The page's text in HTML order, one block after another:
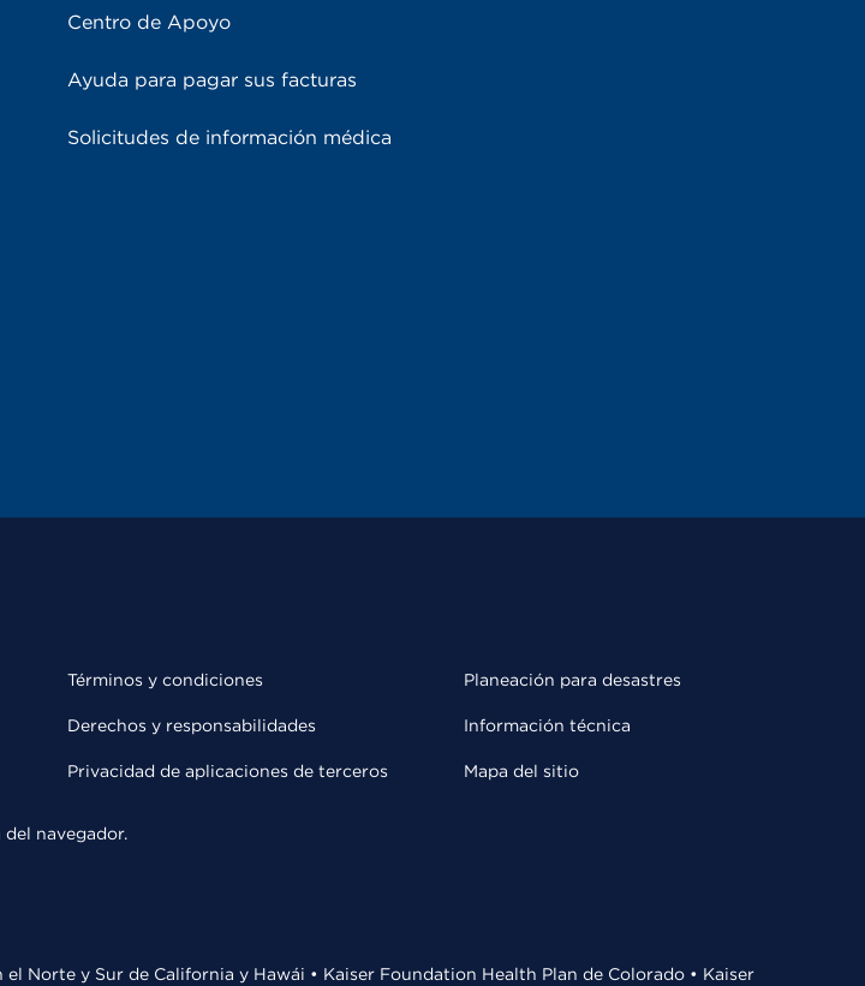
Centro de Apoyo
Ayuda para pagar sus facturas
Solicitudes de información médica
Términos y condiciones
Derechos y responsabilidades
Privacidad de aplicaciones de terceros
Planeación para desastres
Información técnica
Mapa del sitio
navegador.
Norte y Sur de California y Hawái • Kaiser Foundation Health Plan de Colorado • Kaiser